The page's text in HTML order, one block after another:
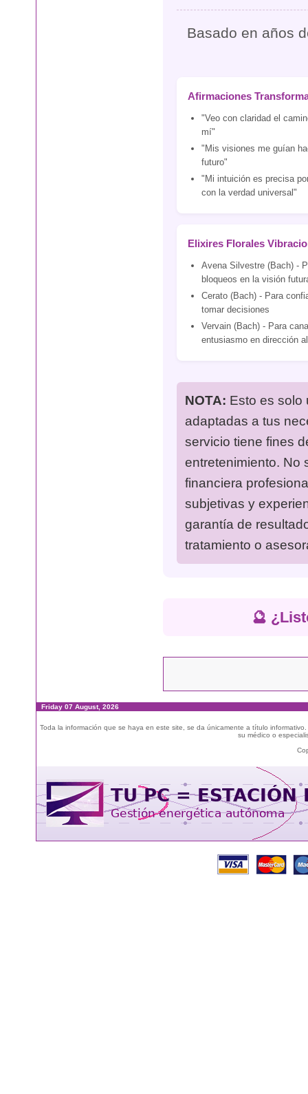
Basado en años
Afirmaciones
"Veo con claridad el
mí"
"Mis visiones me guían
futuro"
"Mi intuición es precisa
con la verdad universal"
Elixires Florales
Avena Silvestre (Bach) -
bloqueos en la visión
Cerato (Bach) - Para
tomar decisiones
Vervain (Bach) - Para
entusiasmo en dirección
NOTA: Esto es solo
adaptadas a tus
servicio tiene fines
entretenimiento. No
financiera
subjetivas y
garantía de
tratamiento o
🔮
Friday 07 August, 2026
Toda la información que se haya en este site, se da únicamente a título
su médico o